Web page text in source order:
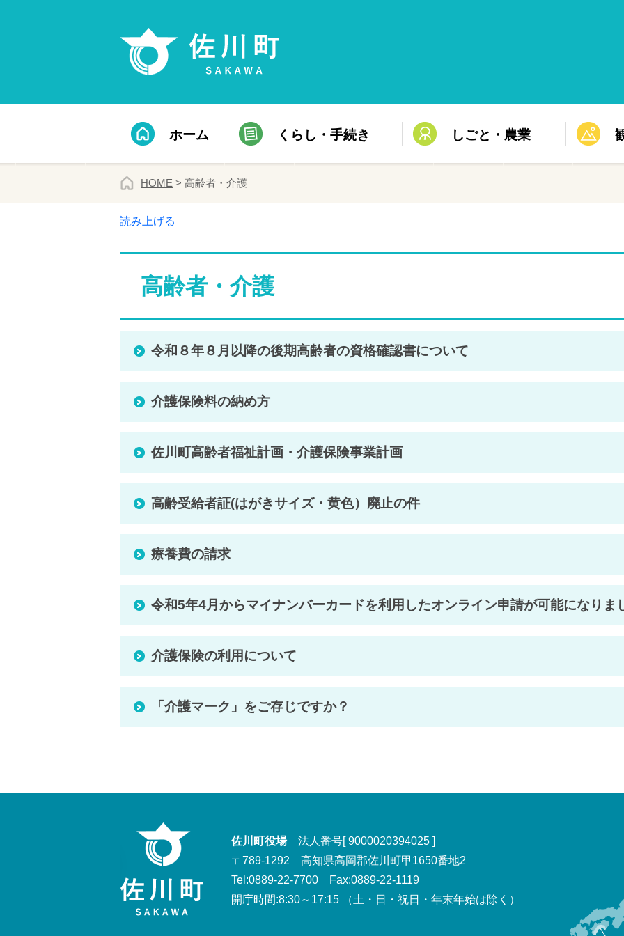
ホーム くらし・手続き しごと・農業
HOME > 高齢者・介護
読み上げる
高齢者・介護
令和８年８月以降の後期高齢者の資格確認書について
介護保険料の納め方
佐川町高齢者福祉計画・介護保険事業計画
高齢受給者証(はがきサイズ・黄色）廃止の件
療養費の請求
令和5年4月からマイナンバーカードを利用したオンライン申請が可能になりま
介護保険の利用について
「介護マーク」をご存じですか？
佐川町役場法人番号[ 9000020394025 ]
〒789-1292 高知県高岡郡佐川町甲1650番地2
Tel:0889-22-7700 Fax:0889-22-1119
開庁時間:8:30～17:15 （土・日・祝日・年末年始は除く）